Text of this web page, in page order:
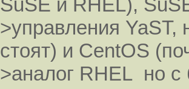
SuSE и RHEL),
>управления YaST,
стоят) и CentOS
>аналог RHEL но